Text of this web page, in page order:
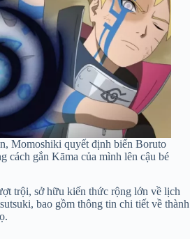
Momoshiki quyết định biến Boruto
cách gắn Kāma của mình lên cậu bé
trội, sở hữu kiến thức rộng lớn về lịch
bao gồm thông tin chi tiết về thành